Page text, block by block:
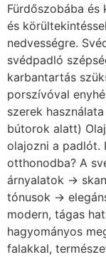
Fürdőszobába és
és
nedvességre.
svédpadló
karbantartás
porszívóval
szerek
bútorok alatt)
olajozni a padlót.
otthonodba? A
árnyalatok →
tónusok →
modern, tágas
hagyományos
falakkal,